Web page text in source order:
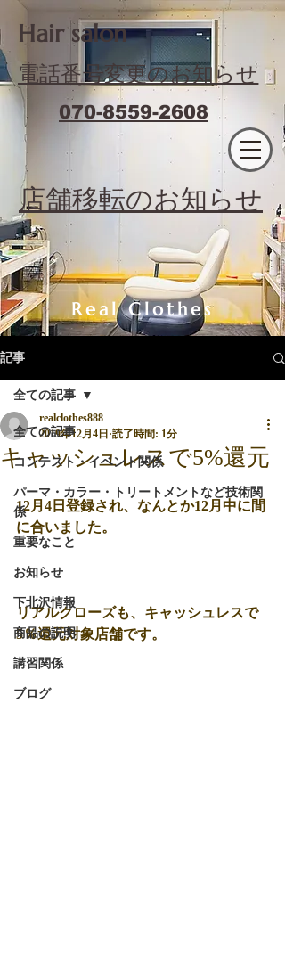
​Hair salon
電話番号変更のお知らせ
070-8559-2608
​店舗移転のお知らせ
Real Clothes
記事
全ての記事
コンテスト・イベント関係
パーマ・カラー・トリートメントなど技術関
係
重要なこと
お知らせ
下北沢情報
商品の説明
講習関係
ブログ
全ての記事
キャッシュレスで5%還元
realclothes888
2019年12月4日 読了時間: 1分
12月4日登録され、なんとか12月中に間
に合いました。
リアルクローズも、キャッシュレスで
5％還元対象店舗です。